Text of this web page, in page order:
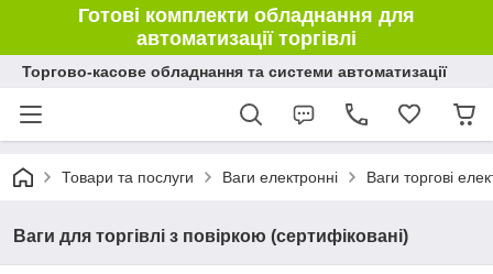
Готові комплекти обладнання для
автоматизації торгівлі
Торгово-касове обладнання та системи автоматизації
Товари та послуги Ваги електронні Ваги торгові
Ваги для торгівлі з повіркою (сертифіковані)